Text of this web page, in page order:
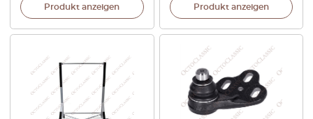
Produkt anzeigen Produkt anzeigen